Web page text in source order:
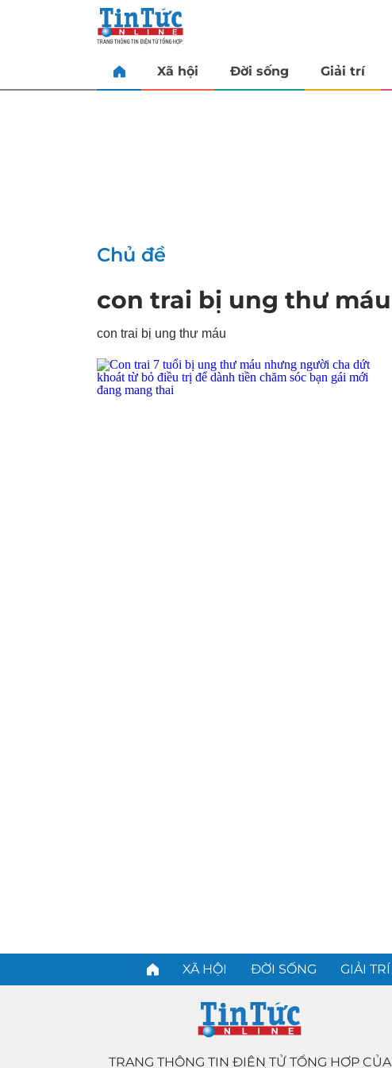
Xã hội Đời sống Giải trí
Chủ đề
con trai bị ung thư máu
con trai bị ung thư máu
XÃ HỘI ĐỜI SỐNG GIẢI TRÍ
TRANG THÔNG TIN ĐIỆN TỬ TỔNG HỢP CỦA